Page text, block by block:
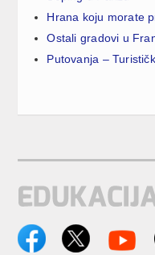
Hrana koju morate
Ostali gradovi u
Putovanja –